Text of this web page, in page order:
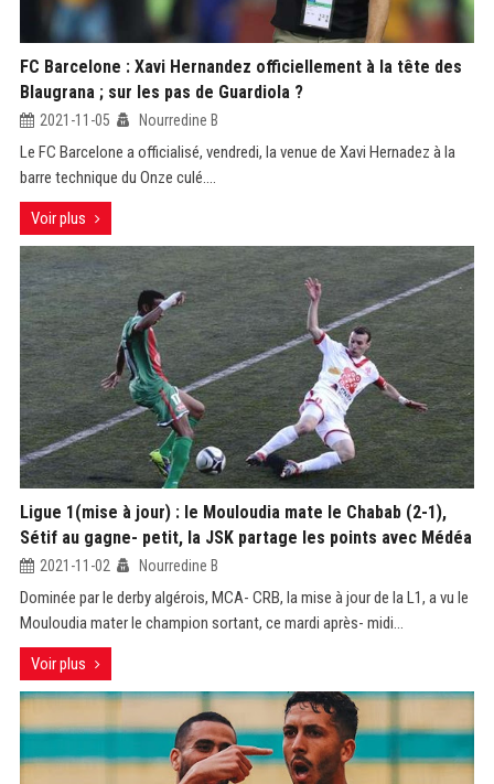
FC Barcelone : Xavi Hernandez officiellement à la tête des
Blaugrana ; sur les pas de Guardiola ?
2021-11-05 Nourredine B
Le FC Barcelone a officialisé, vendredi, la venue de Xavi Hernadez à la
barre technique du Onze culé....
Voir plus
Ligue 1(mise à jour) : le Mouloudia mate le Chabab (2-1),
Sétif au gagne- petit, la JSK partage les points avec Médéa
2021-11-02 Nourredine B
Dominée par le derby algérois, MCA- CRB, la mise à jour de la L1, a vu le
Mouloudia mater le champion sortant, ce mardi après- midi...
Voir plus